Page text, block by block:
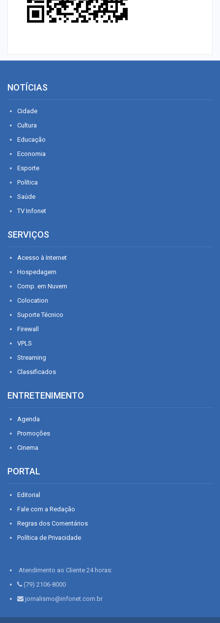
NOTÍCIAS
Cidade
Cultura
Educação
Economia
Esporte
Política
Saúde
TV Infonet
SERVIÇOS
Acesso à Internet
Hospedagem
Comp. em Nuvem
Colocation
Suporte Técnico
Firewall
VPLS
Streaming
Classificados
ENTRETENIMENTO
Agenda
Promoções
Cinema
PORTAL
Editorial
Fale com a Redação
Regras dos Comentários
Política de Privacidade
Atendimento ao Cliente 24 horas:
(79) 2106-8000
jornalismo@infonet.com.br